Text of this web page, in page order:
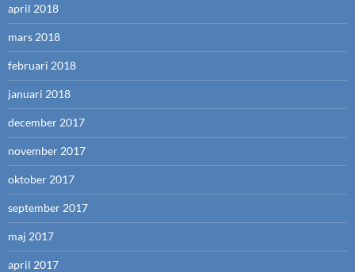
april 2018
mars 2018
februari 2018
januari 2018
december 2017
november 2017
oktober 2017
september 2017
maj 2017
april 2017